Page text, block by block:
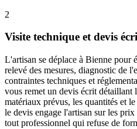
2
Visite technique et devis
L'artisan se déplace à Bienne pour
relevé des mesures, diagnostic de
contraintes techniques et
vous remet un devis écrit détaillant
matériaux prévus, les quantités et
le devis engage l'artisan sur les
tout professionnel qui refuse de